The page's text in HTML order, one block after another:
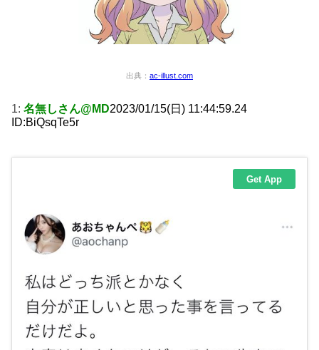
出典： ac-illust.com
1: 名無しさん@MD2023/01/15(日) 11:44:59.24
ID:BiQsqTe5r